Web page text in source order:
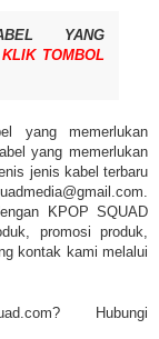
YANG
KLIK TOMBOL
yang memerlukan
yang memerlukan
jenis kabel terbaru
KPOP SQUAD
promosi produk,
kontak kami melalui
Hubungi